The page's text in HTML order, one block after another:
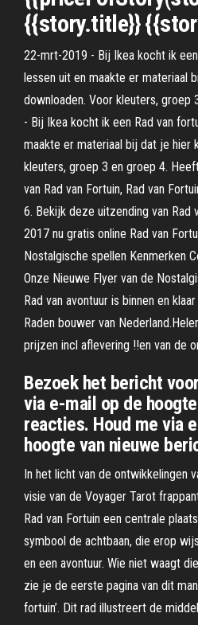
{{story.title}}
22-mrt-2019 - Bij Ikea kocht ik
lessen uit en maakte er materiaal
downloaden. Voor kleuters, groep
- Bij Ikea kocht ik een Rad van
maakte er materiaal bij dat je hier
kleuters, groep 3 en groep 4.
van Rad van Fortuin, Rad van
6. Bekijk deze uitzending van Rad
2017 nu gratis online Rad van
Nostalgische spellen Kenmerken
Onze Nieuwe Flyer van de
Rad van avontuur is binnen en
Raden bouwer van
prijzen incl aflevering !!en van de
Bezoek het bericht
via e-mail op de
reacties. Houd me via
hoogte van nieuwe
In het licht van de ontwikkelingen
visie van de Voyager Tarot
Rad van Fortuin een centrale
symbool de achtbaan, die erop
en een avontuur. Wie niet waagt
zie je de eerste pagina van dit
fortuin’. Dit rad illustreert de